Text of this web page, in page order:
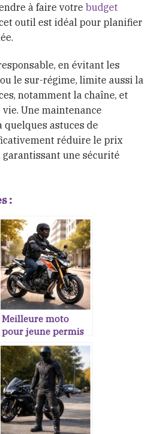
à faire votre budget
outil est idéal pour planifier
en évitant les
le sur-régime, limite aussi la
notamment la chaîne, et
Une maintenance
astuces de
réduire le prix
une sécurité
:
Meilleure moto
pour jeune permis
A2